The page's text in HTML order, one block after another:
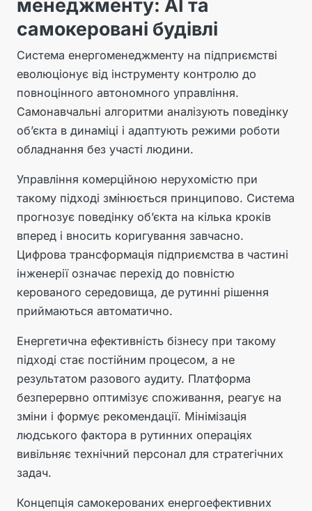
менеджменту: AI та
самокеровані будівлі
Система енергоменеджменту на підприємстві
еволюціонує від інструменту контролю до
повноцінного автономного управління.
Самонавчальні алгоритми аналізують поведінку
об’єкта в динаміці і адаптують режими роботи
обладнання без участі людини.
Управління комерційною нерухомістю при
такому підході змінюється принципово. Система
прогнозує поведінку об’єкта на кілька кроків
вперед і вносить коригування завчасно.
Цифрова трансформація підприємства в частині
інженерії означає перехід до повністю
керованого середовища, де рутинні рішення
приймаються автоматично.
Енергетична ефективність бізнесу при такому
підході стає постійним процесом, а не
результатом разового аудиту. Платформа
безперервно оптимізує споживання, реагує на
зміни і формує рекомендації. Мінімізація
людського фактора в рутинних операціях
вивільняє технічний персонал для стратегічних
задач.
Концепція самокерованих енергоефективних